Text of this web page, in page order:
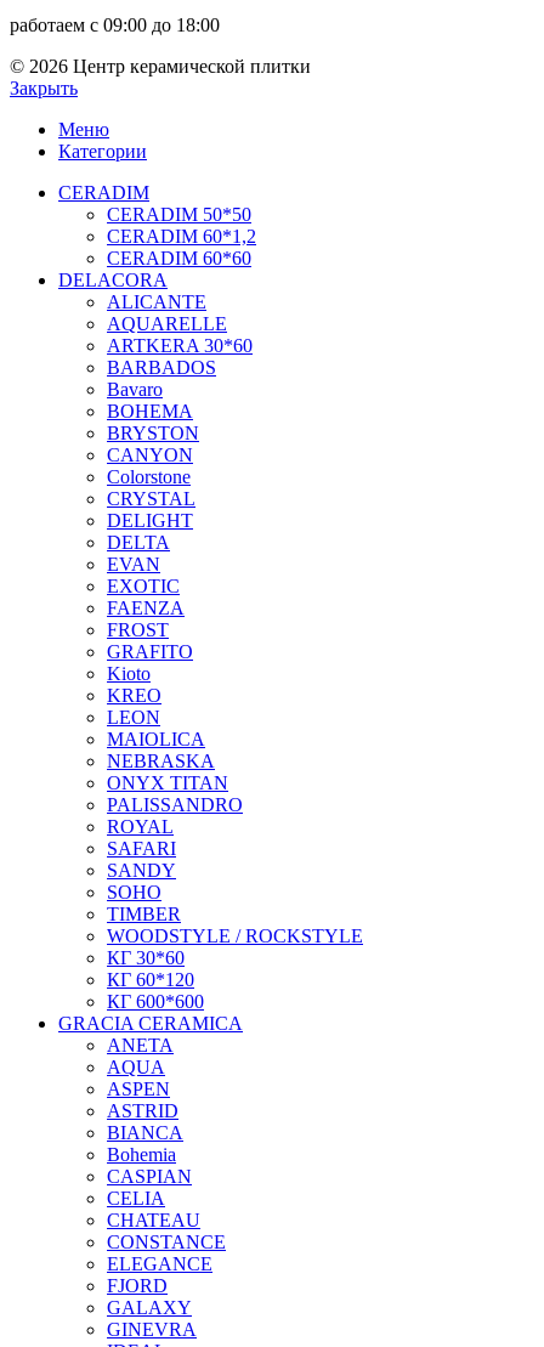
работаем с 09:00 до 18:00
© 2026 Центр керамической плитки
Закрыть
Меню
Категории
CERADIM
CERADIM 50*50
CERADIM 60*1,2
CERADIM 60*60
DELACORA
ALICANTE
AQUARELLE
ARTKERA 30*60
BARBADOS
Bavaro
BOHEMA
BRYSTON
CANYON
Colorstone
CRYSTAL
DELIGHT
DELTA
EVAN
EXOTIC
FAENZA
FROST
GRAFITO
Kioto
KREO
LEON
MAIOLICA
NEBRASKA
ONYX TITAN
PALISSANDRO
ROYAL
SAFARI
SANDY
SOHO
TIMBER
WOODSTYLE / ROCKSTYLE
КГ 30*60
КГ 60*120
КГ 600*600
GRACIA CERAMICA
ANETA
AQUA
ASPEN
ASTRID
BIANCA
Bohemia
CASPIAN
CELIA
CHATEAU
CONSTANCE
ELEGANCE
FJORD
GALAXY
GINEVRA